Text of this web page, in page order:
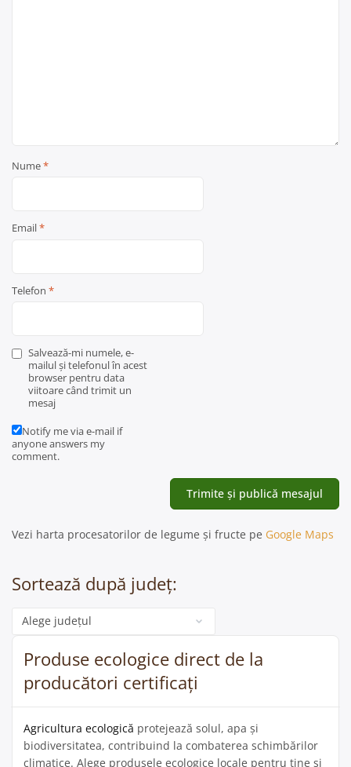
Nume*
Email*
Telefon *
Salvează-mi numele, e-
mailul și telefonul în acest
browser pentru data
viitoare când trimit un
mesaj
Notify me via e-mail if
anyone answers my
comment.
Vezi harta procesatorilor de legume și fructe pe Google Maps
Sortează după județ:
Categorie
Produse ecologice direct de la
producători certificați
Agricultura ecologică protejează solul, apa și
biodiversitatea, contribuind la combaterea schimbărilor
climatice. Alege produsele ecologice locale pentru tine și